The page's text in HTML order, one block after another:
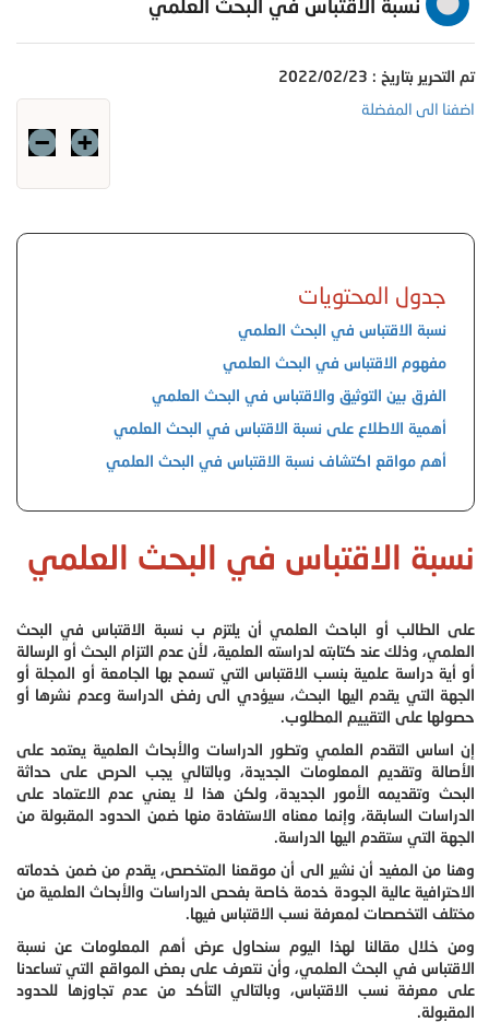
نسبة الاقتباس في البحث العلمي
تم التحرير بتاريخ : 2022/02/23
اضفنا الى المفضلة
جدول المحتويات
نسبة الاقتباس في البحث العلمي
مفهوم الاقتباس في البحث العلمي
الفرق بين التوثيق والاقتباس في البحث العلمي
أهمية الاطلاع على نسبة الاقتباس في البحث العلمي
أهم مواقع اكتشاف نسبة الاقتباس في البحث العلمي
نسبة الاقتباس في البحث العلمي
على الطالب أو الباحث العلمي أن يلتزم ب نسبة الاقتباس في البحث
العلمي، وذلك عند كتابته لدراسته العلمية، لأن عدم التزام البحث أو الرسالة
أو أية دراسة علمية بنسب الاقتباس التي تسمح بها الجامعة أو المجلة أو
الجهة التي يقدم اليها البحث، سيؤدي الى رفض الدراسة وعدم نشرها أو
حصولها على التقييم المطلوب.
إن اساس التقدم العلمي وتطور الدراسات والأبحاث العلمية يعتمد على
الأصالة وتقديم المعلومات الجديدة، وبالتالي يجب الحرص على حداثة
البحث وتقديمه الأمور الجديدة، ولكن هذا لا يعني عدم الاعتماد على
الدراسات السابقة، وإنما معناه الاستفادة منها ضمن الحدود المقبولة من
الجهة التي ستقدم اليها الدراسة.
وهنا من المفيد أن نشير الى أن موقعنا المتخصص، يقدم من ضمن خدماته
الاحترافية عالية الجودة خدمة خاصة بفحص الدراسات والأبحاث العلمية من
مختلف التخصصات لمعرفة نسب الاقتباس فيها.
ومن خلال مقالنا لهذا اليوم سنحاول عرض أهم المعلومات عن نسبة
الاقتباس في البحث العلمي، وأن نتعرف على بعض المواقع التي تساعدنا
على معرفة نسب الاقتباس، وبالتالي التأكد من عدم تجاوزها للحدود
المقبولة.